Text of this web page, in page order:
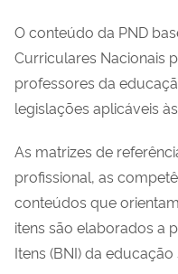
O conteúdo da PND
Curriculares Nacionais
professores da
legislações aplicáveis
As matrizes de
profissional, as
conteúdos que
itens são elaborados a
Itens (BNI) da